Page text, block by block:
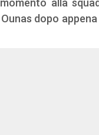
alla
dopo